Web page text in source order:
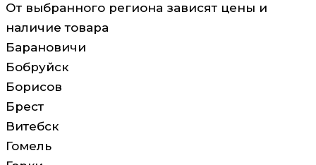
От выбранного региона зависят цены и
наличие товара
Барановичи
Бобруйск
Борисов
Брест
Витебск
Гомель